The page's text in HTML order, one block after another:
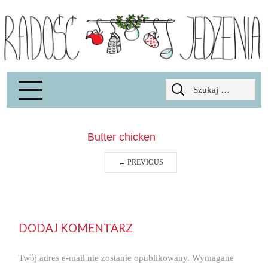
Radość Jedzenia – blog kulinarny
Szukaj:
Butter chicken
← PREVIOUS
DODAJ KOMENTARZ
Twój adres e-mail nie zostanie opublikowany. Wymagane